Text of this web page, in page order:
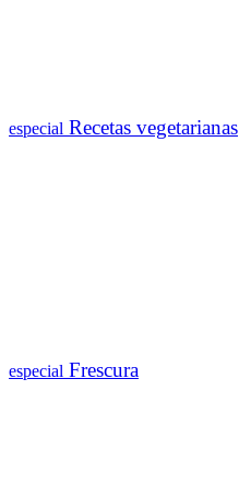
especial Recetas vegetarianas
especial Frescura